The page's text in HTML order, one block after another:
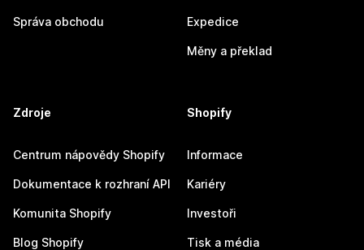
Správa obchodu Expedice
Měny a překlad
Zdroje
Centrum nápovědy Shopify
Dokumentace k rozhraní API
Komunita Shopify
Blog Shopify
Shopify
Informace
Kariéry
Investoři
Tisk a média